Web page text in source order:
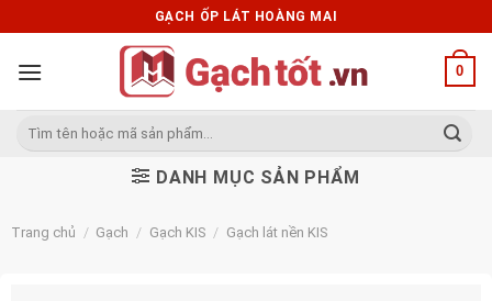
to
content
GẠCH ỐP LÁT HOÀNG MAI
0
Tìm
DANH MỤC SẢN PHẨM
Trang chủ / Gạch / Gạch KIS / Gạch lát nền KIS